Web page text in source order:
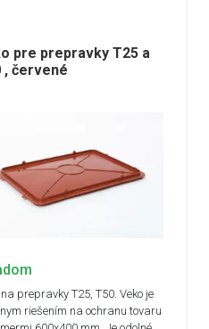
pre prepravky T25 a
, červené
na prepravky T25, T50. Veko je
riešením na ochranu tovaru